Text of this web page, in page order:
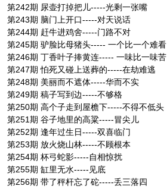
第242期 尿壶打掉把儿-----光剩一张嘴
第243期 脑门上开口-----对天说话
第244期 赶牛进鸡舍-----门路不对
第245期 驴脸比母猪头----- 一个比一个难看
第246期 丁香叶子捧黄连----- 一味比一味苦
第247期 怕死又碰上送葬的-----在劫难逃
第248期 美丽而不遮体-----华而不实
第249期 稿子写到边-----不够格
第250期 高个子走到屋檐下-----不得不低头
第251期 谷子地里的高粱-----冒尖儿
第252期 逢年过生日-----双喜临门
第253期 放火烧山林-----不顾根本
第254期 杯弓蛇影-----自相惊扰
第255期 缸里无水-----见底
第256期 带了秤杆忘了砣-----丢三落四